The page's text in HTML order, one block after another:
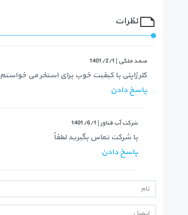
نظرات
صمد ملکی | 1401/2/1
کلر ژاپنی با کیفیت خوب برای استخر می خواستم
پاسخ دادن
شرکت آب فناور | 1401/6/1
با شرکت تماس بگیرید لطفاً
پاسخ دادن